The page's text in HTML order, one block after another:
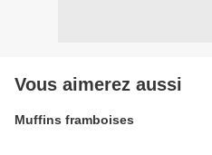
Vous aimerez aussi
Muffins framboises